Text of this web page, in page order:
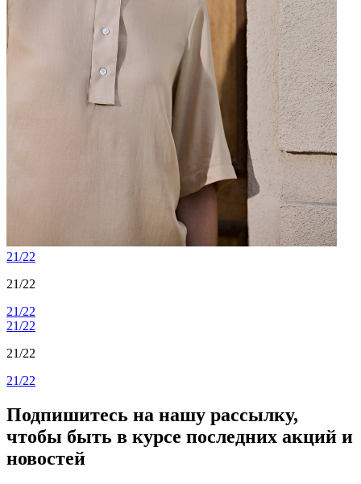
21/22
21/22
21/22
21/22
21/22
21/22
Подпишитесь на нашу рассылку,
чтобы быть в курсе последних акций и
новостей